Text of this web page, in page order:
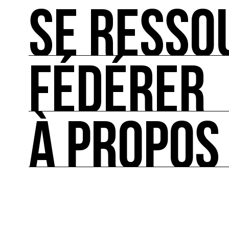
S’IMPLIQUER
Les bonnes pratiques, guides et outils pour
SE
SE RESSOURCER
Les ressources théoriques et inspirantes sur
FÉDÉRER
FÉDÉRER
Le répertoire des acteurs de l’écologie
À PROPOS